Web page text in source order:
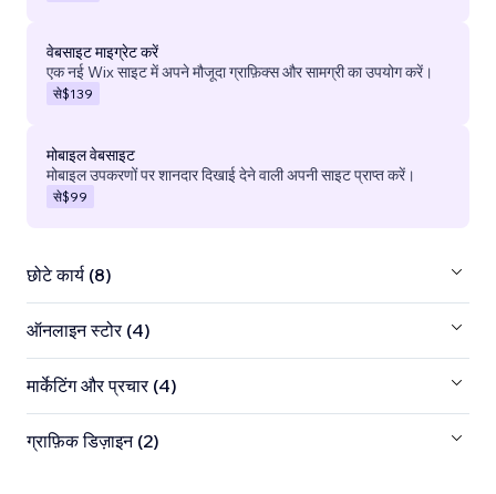
वेबसाइट माइग्रेट करें
एक नई Wix साइट में अपने मौजूदा ग्राफ़िक्स और सामग्री का उपयोग करें।
से$139
मोबाइल वेबसाइट
मोबाइल उपकरणों पर शानदार दिखाई देने वाली अपनी साइट प्राप्त करें।
से$99
छोटे कार्य (8)
ऑनलाइन स्टोर (4)
मार्केटिंग और प्रचार (4)
ग्राफ़िक डिज़ाइन (2)